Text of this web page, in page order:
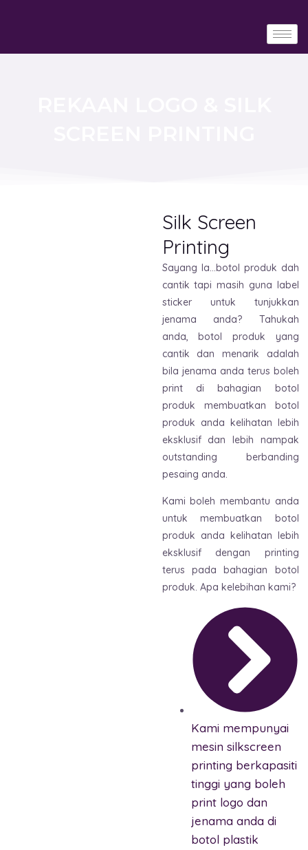
Silk Screen
Printing
Sayang la…botol produk dah
cantik tapi masih guna label
sticker untuk tunjukkan
jenama anda? Tahukah
anda, botol produk yang
cantik dan menarik adalah
bila jenama anda terus boleh
print di bahagian botol
produk membuatkan botol
produk anda kelihatan lebih
eksklusif dan lebih nampak
outstanding berbanding
pesaing anda.
Kami boleh membantu anda
untuk membuatkan botol
produk anda kelihatan lebih
eksklusif dengan printing
terus pada bahagian botol
produk. Apa kelebihan kami?
Kami mempunyai
mesin silkscreen
printing berkapasiti
tinggi yang boleh
print logo dan
jenama anda di
botol plastik